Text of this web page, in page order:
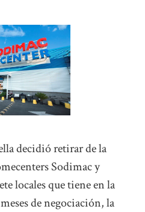
decidió retirar de la
Sodimac y
locales que tiene en la
de negociación, la